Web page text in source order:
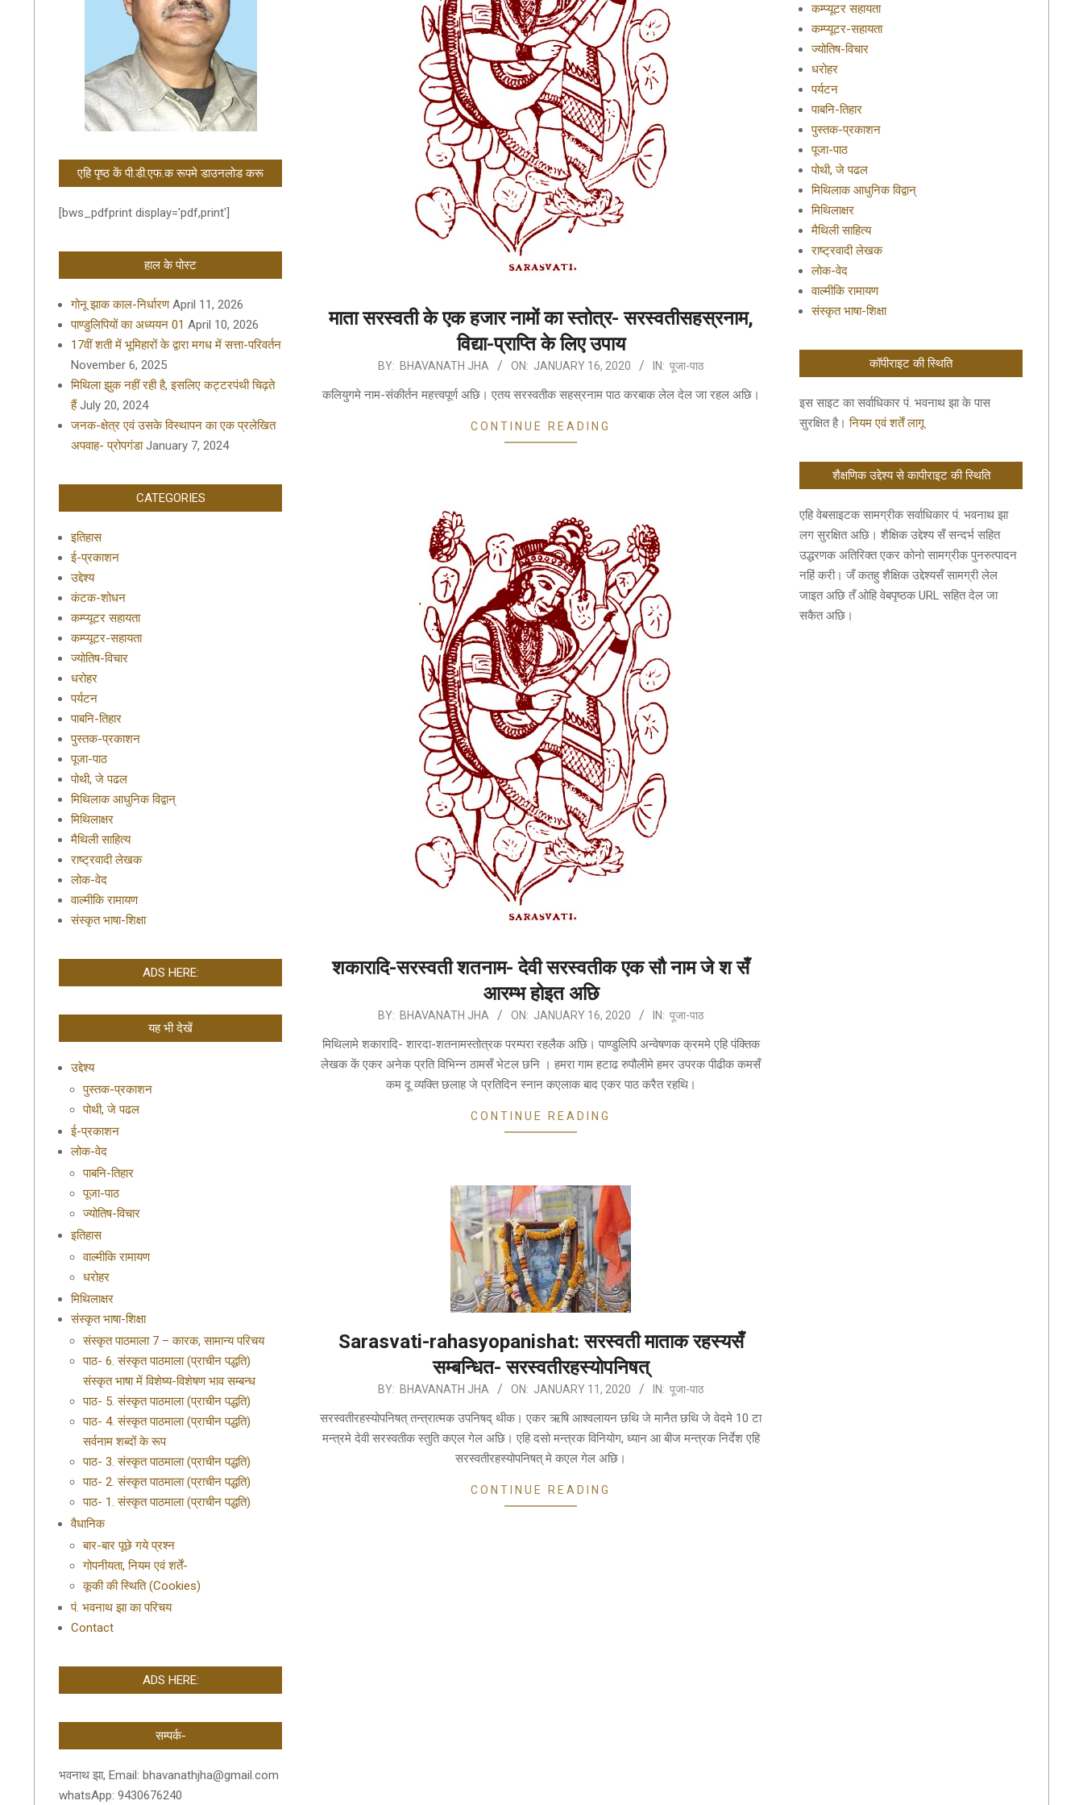
माता सरस्वती के एक हजार नामों का स्तोत्र- सरस्वतीसहस्रनाम,
विद्या-प्राप्ति के लिए उपाय
01-
BY: BHAVANATH JHA ON: JANUARY 16, 2020 IN: पूजा-पाठ
कलियुगमे नाम-संकीर्तन महत्त्वपूर्ण अछि। एतय सरस्वतीक सहस्रनाम पाठ करबाक लेल देल जा रहल अछि।
CONTINUE READING
शकारादि-सरस्वती शतनाम- देवी सरस्वतीक एक सौ नाम जे श सँ
आरम्भ होइत अछि
01-
16
BY: BHAVANATH JHA ON: JANUARY 16, 2020 IN: पूजा-पाठ
मिथिलामे शकारादि- शारदा-शतनामस्तोत्रक परम्परा रहलैक अछि। पाण्डुलिपि अन्वेषणक क्रममे एहि पंक्तिक
लेखक कें एकर अनेक प्रति विभिन्न ठामसँ भेटल छनि । हमरा गाम हटाढ रुपौलीमे हमर उपरक पीढीक कमसँ
कम दू व्यक्ति छलाह जे प्रतिदिन स्नान कएलाक बाद एकर पाठ करैत रहथि।
CONTINUE READING
Sarasvati-rahasyopanishat: सरस्वती माताक रहस्यसँ
सम्बन्धित- सरस्वतीरहस्योपनिषत्
BY: BHAVANATH JHA ON: JANUARY 11, 2020 IN: पूजा-पाठ
सरस्वतीरहस्योपनिषत् तन्त्रात्मक उपनिषद् थीक। एकर ऋषि आश्वलायन छथि जे मानैत छथि जे वेदमे 10 टा
मन्त्रमे देवी सरस्वतीक स्तुति कएल गेल अछि। एहि दसो मन्त्रक विनियोग, ध्यान आ बीज मन्त्रक निर्देश एहि
सरस्वतीरहस्योपनिषत् मे कएल गेल अछि।
CONTINUE READING
एहि पृष्ठ कें पी.डी.एफ.क रूपमे डाउनलोड करू
[bws_pdfprint display='pdf,print']
हाल के पोस्ट
गोनू झाक काल-निर्धारण April 11, 2026
पाण्डुलिपियों का अध्ययन 01 April 10, 2026
17वीं शती में भूमिहारों के द्वारा मगध में सत्ता-परिवर्तन
November 6, 2025
मिथिला झुक नहीं रही है, इसलिए कट्टरपंथी चिढ़ते
हैं July 20, 2024
जनक-क्षेत्र एवं उसके विस्थापन का एक प्रलेखित
अपवाह- प्रोपगंडा January 7, 2024
CATEGORIES
इतिहास
ई-प्रकाशन
उद्देश्य
कंटक-शोधन
कम्प्यूटर सहायता
कम्प्यूटर-सहायता
ज्योतिष-विचार
धरोहर
पर्यटन
पाबनि-तिहार
पुस्तक-प्रकाशन
पूजा-पाठ
पोथी, जे पढल
मिथिलाक आधुनिक विद्वान्
मिथिलाक्षर
मैथिली साहित्य
राष्ट्रवादी लेखक
लोक-वेद
वाल्मीकि रामायण
संस्कृत भाषा-शिक्षा
ADS HERE:
यह भी देखें
उद्देश्य
पुस्तक-प्रकाशन
पोथी, जे पढल
ई-प्रकाशन
लोक-वेद
पाबनि-तिहार
पूजा-पाठ
ज्योतिष-विचार
इतिहास
वाल्मीकि रामायण
धरोहर
मिथिलाक्षर
संस्कृत भाषा-शिक्षा
संस्कृत पाठमाला 7 – कारक, सामान्य परिचय
पाठ- 6. संस्कृत पाठमाला (प्राचीन पद्धति)
संस्कृत भाषा में विशेष्य-विशेषण भाव सम्बन्ध
पाठ- 5. संस्कृत पाठमाला (प्राचीन पद्धति)
पाठ- 4. संस्कृत पाठमाला (प्राचीन पद्धति)
सर्वनाम शब्दों के रूप
पाठ- 3. संस्कृत पाठमाला (प्राचीन पद्धति)
पाठ- 2. संस्कृत पाठमाला (प्राचीन पद्धति)
पाठ- 1. संस्कृत पाठमाला (प्राचीन पद्धति)
वैधानिक
बार-बार पूछे गये प्रश्न
गोपनीयता, नियम एवं शर्तें-
कूकी की स्थिति (Cookies)
पं. भवनाथ झा का परिचय
Contact
ADS HERE:
सम्पर्क-
भवनाथ झा, Email: bhavanathjha@gmail.com
whatsApp: 9430676240
कम्प्यूटर सहायता
कम्प्यूटर-सहायता
ज्योतिष-विचार
धरोहर
पर्यटन
पाबनि-तिहार
पुस्तक-प्रकाशन
पूजा-पाठ
पोथी, जे पढल
मिथिलाक आधुनिक विद्वान्
मिथिलाक्षर
मैथिली साहित्य
राष्ट्रवादी लेखक
लोक-वेद
वाल्मीकि रामायण
संस्कृत भाषा-शिक्षा
कॉपीराइट की स्थिति
इस साइट का सर्वाधिकार पं. भवनाथ झा के पास
सुरक्षित है।नियम एवं शर्तें लागू
शैक्षणिक उद्देश्य से कापीराइट की स्थिति
एहि वेबसाइटक सामग्रीक सर्वाधिकार पं. भवनाथ झा
लग सुरक्षित अछि। शैक्षिक उद्देश्य सँ सन्दर्भ सहित
उद्धरणक अतिरिक्त एकर कोनो सामग्रीक पुनरुत्पादन
नहिं करी। जँ कतहु शैक्षिक उद्देश्यसँ सामग्री लेल
जाइत अछि तँ ओहि वेबपृष्ठक URL सहित देल जा
सकैत अछि।